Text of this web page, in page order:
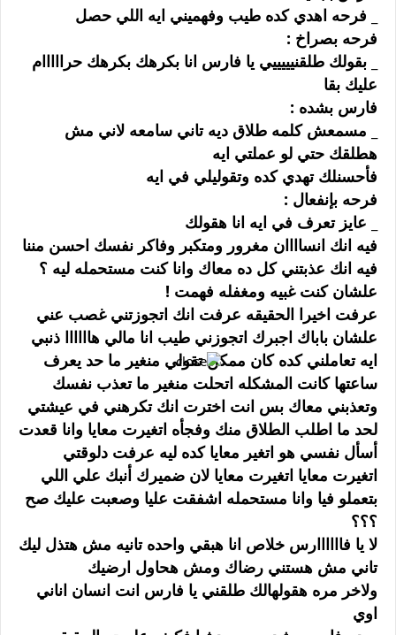
_ ﻓﺮﺣﻪ ﺍﻫﺪﻱ ﻛﺪﻩ ﻃﻴﺐ ﻭﻓﻬﻤﻴﻨﻲ ﺍﻳﻪ ﺍﻟﻠﻲ ﺣﺼﻞ
ﻓﺮﺣﻪ ﺑﺼﺮﺍﺥ :
_ ﺑﻘﻮﻟﻚ ﻃﻠﻘﻨﻴﻴﻴﻴﻴﻲ ﻳﺎ ﻓﺎﺭﺱ ﺍﻧﺎ ﺑﻜﺮﻫﻚ ﺑﻜﺮﻫﻚ ﺣﺮﺍﺍﺍﺍﺍﻡ
ﻋﻠﻴﻚ ﺑﻘﺎ
ﻓﺎﺭﺱ ﺑﺸﺪﻩ :
_ ﻣﺴﻤﻌﺶ ﻛﻠﻤﻪ ﻃﻼﻕ ﺩﻳﻪ ﺗﺎﻧﻲ ﺳﺎﻣﻌﻪ ﻻﻧﻲ ﻣﺶ
ﻫﻄﻠﻘﻚ ﺣﺘﻲ ﻟﻮ ﻋﻤﻠﺘﻲ ﺍﻳﻪ
ﻓﺄﺣﺴﻨﻠﻚ ﺗﻬﺪﻱ ﻛﺪﻩ ﻭﺗﻘﻮﻟﻴﻠﻲ ﻓﻲ ﺍﻳﻪ
ﻓﺮﺣﻪ ﺑﺈﻧﻔﻌﺎﻝ :
_ ﻋﺎﻳﺰ ﺗﻌﺮﻑ ﻓﻲ ﺍﻳﻪ ﺍﻧﺎ ﻫﻘﻮﻟﻚ
ﻓﻴﻪ ﺍﻧﻚ ﺍﻧﺴﺎﺍﺍﺍﻥ ﻣﻐﺮﻭﺭ ﻭﻣﺘﻜﺒﺮ ﻭﻓﺎﻛﺮ ﻧﻔﺴﻚ ﺍﺣﺴﻦ ﻣﻨﻨﺎ
ﻓﻴﻪ ﺍﻧﻚ ﻋﺬﺑﺘﻨﻲ ﻛﻞ ﺩﻩ ﻣﻌﺎﻙ ﻭﺍﻧﺎ ﻛﻨﺖ ﻣﺴﺘﺤﻤﻠﻪ ﻟﻴﻪ ؟
ﻋﻠﺸﺎﻥ ﻛﻨﺖ ﻏﺒﻴﻪ ﻭﻣﻐﻔﻠﻪ ﻓﻬﻤﺖ !
ﻋﺮﻓﺖ ﺍﺧﻴﺮﺍ ﺍﻟﺤﻘﻴﻘﻪ ﻋﺮﻓﺖ ﺍﻧﻚ ﺍﺗﺠﻮﺯﺗﻨﻲ ﻏﺼﺐ ﻋﻨﻲ
ﻋﻠﺸﺎﻥ ﺑﺎﺑﺎﻙ ﺍﺟﺒﺮﻙ ﺍﺗﺠﻮﺯﻧﻲ ﻃﻴﺐ ﺍﻧﺎ ﻣﺎﻟﻲ ﻫﺎﺍﺍﺍﺍﺍ ﺫﻧﺒﻲ
ﺍﻳﻪ ﺗﻌﺎﻣﻠﻨﻲ ﻛﺪﻩ ﻛﺎﻥ ﻣﻤﻜﻦ ﺗﻘﻮﻟﻲ ﻣﻨﻐﻴﺮ ﻣﺎ ﺣﺪ ﻳﻌﺮﻑ
ﺳﺎﻋﺘﻬﺎ ﻛﺎﻧﺖ ﺍﻟﻤﺸﻜﻠﻪ ﺍﺗﺤﻠﺖ ﻣﻨﻐﻴﺮ ﻣﺎ ﺗﻌﺬﺏ ﻧﻔﺴﻚ
ﻭﺗﻌﺬﺑﻨﻲ ﻣﻌﺎﻙ ﺑﺲ ﺍﻧﺖ ﺍﺧﺘﺮﺕ ﺍﻧﻚ ﺗﻜﺮﻫﻨﻲ ﻓﻲ ﻋﻴﺸﺘﻲ
ﻟﺤﺪ ﻣﺎ ﺍﻃﻠﺐ ﺍﻟﻄﻼﻕ ﻣﻨﻚ ﻭﻓﺠﺄﻩ ﺍﺗﻐﻴﺮﺕ ﻣﻌﺎﻳﺎ ﻭﺍﻧﺎ ﻗﻌﺪﺕ
ﺃﺳﺄﻝ ﻧﻔﺴﻲ ﻫﻮ ﺍﺗﻐﻴﺮ ﻣﻌﺎﻳﺎ ﻛﺪﻩ ﻟﻴﻪ ﻋﺮﻓﺖ ﺩﻟﻮﻗﺘﻲ
ﺍﺗﻐﻴﺮﺕ ﻣﻌﺎﻳﺎ ﺍﺗﻐﻴﺮﺕ ﻣﻌﺎﻳﺎ ﻻﻥ ﺿﻤﻴﺮﻙ ﺃﻧﺒﻚ ﻋﻠﻲ ﺍﻟﻠﻲ
ﺑﺘﻌﻤﻠﻮ ﻓﻴﺎ ﻭﺍﻧﺎ ﻣﺴﺘﺤﻤﻠﻪ ﺍﺷﻔﻘﺖ ﻋﻠﻴﺎ ﻭﺻﻌﺒﺖ ﻋﻠﻴﻚ ﺻﺢ
؟؟؟
ﻻ ﻳﺎ ﻓﺎﺍﺍﺍﺍﺍﺭﺱ ﺧﻼﺹ ﺍﻧﺎ ﻫﺒﻘﻲ ﻭﺍﺣﺪﻩ ﺗﺎﻧﻴﻪ ﻣﺶ ﻫﺘﺬﻝ ﻟﻴﻚ
ﺗﺎﻧﻲ ﻣﺶ ﻫﺴﺘﻨﻲ ﺭﺿﺎﻙ ﻭﻣﺶ ﻫﺤﺎﻭﻝ ﺍﺭﺿﻴﻚ
ﻭﻻﺧﺮ ﻣﺮﻩ ﻫﻘﻮﻟﻬﺎﻟﻚ ﻃﻠﻘﻨﻲ ﻳﺎ ﻓﺎﺭﺱ ﺍﻧﺖ ﺍﻧﺴﺎﻥ ﺍﻧﺎﻧﻲ
ﺍﻭﻱ